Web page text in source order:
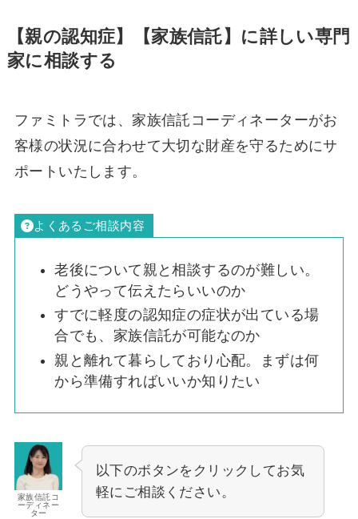
【親の認知症】【家族信託】に詳しい専門
家に相談する
ファミトラでは、家族信託コーディネーターがお
客様の状況に合わせて大切な財産を守るためにサ
ポートいたします。
よくあるご相談内容
老後について親と相談するのが難しい。
どうやって伝えたらいいのか
すでに軽度の認知症の症状が出ている場
合でも、家族信託が可能なのか
親と離れて暮らしており心配。まずは何
から準備すればいいか知りたい
家族信託コ
ーディネー
ター
以下のボタンをクリックしてお気
軽にご相談ください。